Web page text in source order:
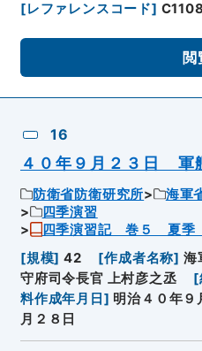
[レファレンスコード]
閲
16
４０年９月２３日 軍
防衛省防衛研究所 海軍
四季演習
四季演習記 巻５ 夏季
[規模] 42 [作成者名称] 海
守府司令長官 上村彦之丞
[
料作成年月日 ] 明治４０年９
月２８日